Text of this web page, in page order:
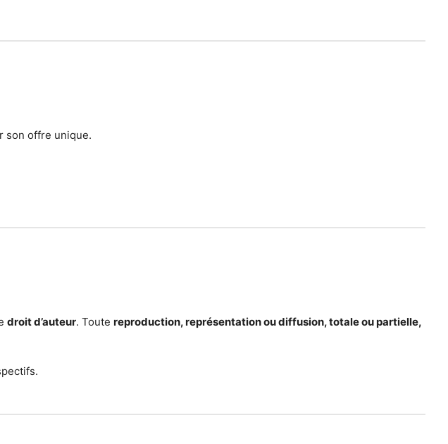
son offre unique.
droit d’auteur. Toute reproduction, représentation ou diffusion, totale ou partielle,